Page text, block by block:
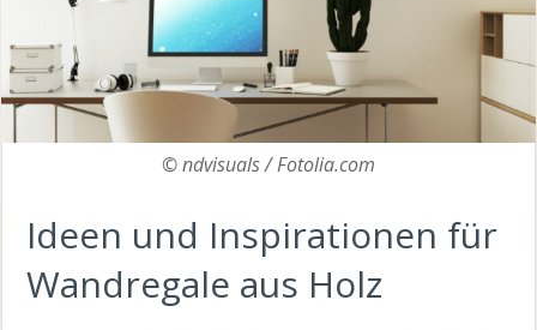
© ndvisuals / Fotolia.com
Ideen und Inspirationen für
Wandregale aus Holz